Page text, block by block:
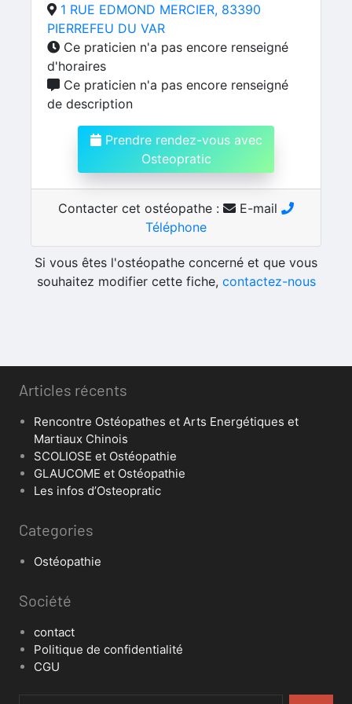
1 RUE EDMOND MERCIER, 83390
PIERREFEU DU VAR
Ce praticien n'a pas encore renseigné
d'horaires
Ce praticien n'a pas encore renseigné
de description
Prendre rendez-vous avec
Osteopratic
Contacter cet ostéopathe :
E-mail
Téléphone
Si vous êtes l'ostéopathe concerné et que vous
souhaitez modifier cette fiche, contactez-nous
Articles récents
Rencontre Ostéopathes et Arts Energétiques et
Martiaux Chinois
SCOLIOSE et Ostéopathie
GLAUCOME et Ostéopathie
Les infos d’Osteopratic
Categories
Ostéopathie
Société
contact
Politique de confidentialité
CGU